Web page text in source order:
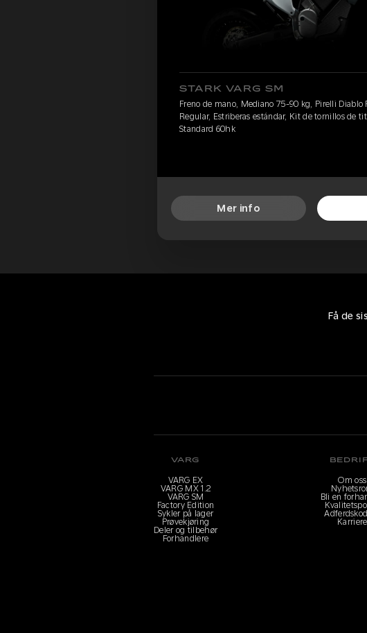
STARK VARG SM
Freno de mano, Mediano 75-90 kg, Pirelli Diablo
Regular, Estriberas estándar, Kit de tornillos de
Standard 60hk
Mer info
Få de
VARG
VARG EX
VARG MX 1.2
VARG SM
Factory Edition
Sykler på lager
Prøvekjøring
Deler og tilbehør
Forhandlere
Om oss
Bli en
Karriere